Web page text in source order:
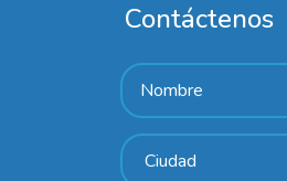
Contáctenos